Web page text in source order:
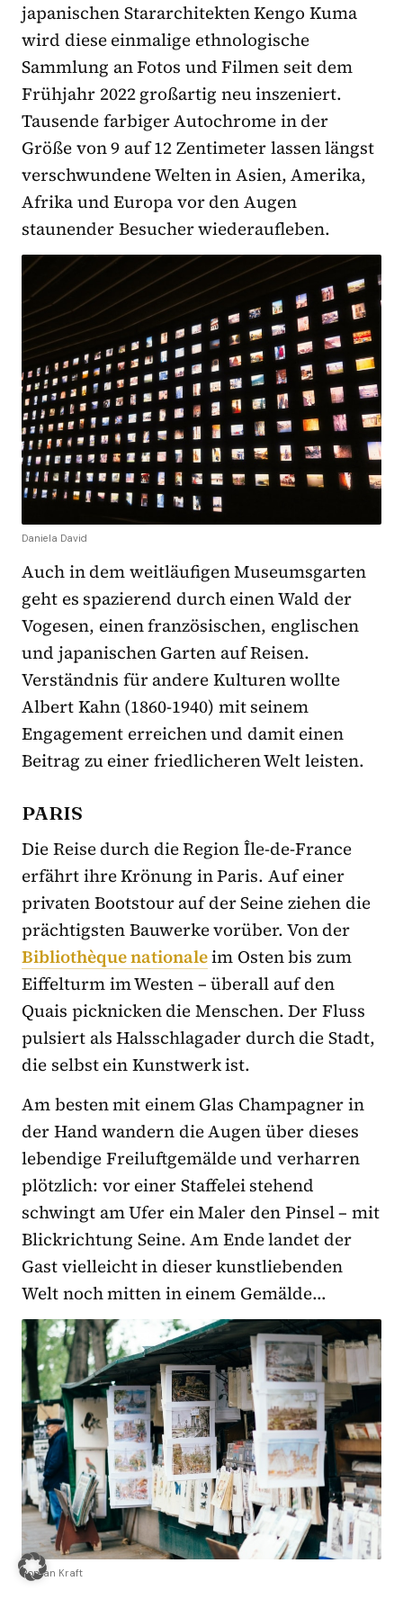
japanischen Stararchitekten Kengo Kuma
wird diese einmalige ethnologische
Sammlung an Fotos und Filmen seit dem
Frühjahr 2022 großartig neu inszeniert.
Tausende farbiger Autochrome in der
Größe von 9 auf 12 Zentimeter lassen längst
verschwundene Welten in Asien, Amerika,
Afrika und Europa vor den Augen
staunender Besucher wiederaufleben.
Daniela David
Auch in dem weitläufigen Museumsgarten
geht es spazierend durch einen Wald der
Vogesen, einen französischen, englischen
und japanischen Garten auf Reisen.
Verständnis für andere Kulturen wollte
Albert Kahn (1860-1940) mit seinem
Engagement erreichen und damit einen
Beitrag zu einer friedlicheren Welt leisten.
PARIS
Die Reise durch die Region Île-de-France
erfährt ihre Krönung in Paris. Auf einer
privaten Bootstour auf der Seine ziehen die
prächtigsten Bauwerke vorüber. Von der
Bibliothèque nationaleim Osten bis zum
Eiffelturm im Westen – überall auf den
Quais picknicken die Menschen. Der Fluss
pulsiert als Halsschlagader durch die Stadt,
die selbst ein Kunstwerk ist.
Am besten mit einem Glas Champagner in
der Hand wandern die Augen über dieses
lebendige Freiluftgemälde und verharren
plötzlich: vor einer Staffelei stehend
schwingt am Ufer ein Maler den Pinsel – mit
Blickrichtung Seine. Am Ende landet der
Gast vielleicht in dieser kunstliebenden
Welt noch mitten in einem Gemälde…
Roman Kraft